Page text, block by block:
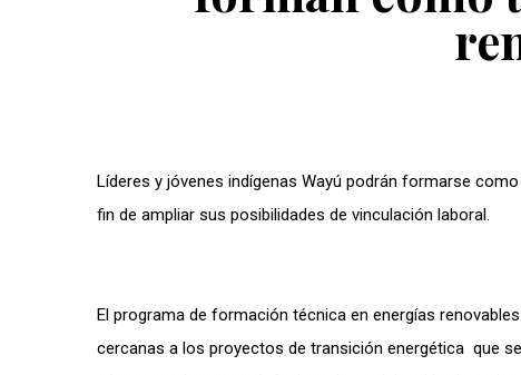
Líderes y jóvenes indígenas Wayú podrán formarse
fin de ampliar sus posibilidades de vinculación laboral.
El programa de formación técnica en energías
cercanas a los proyectos de transición energética que